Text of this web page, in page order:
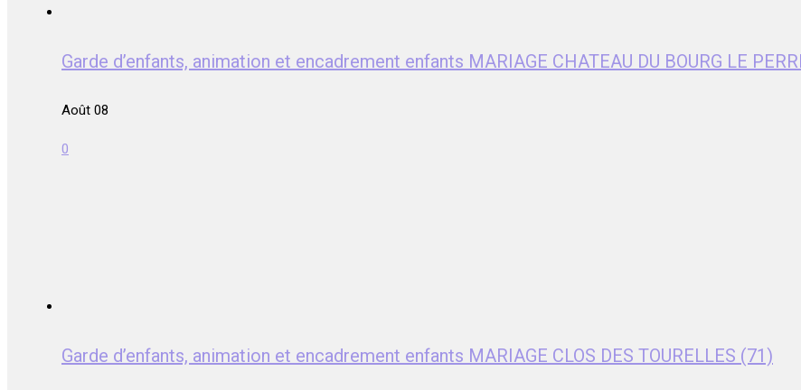
Garde d’enfants, animation et encadrement enfants MARIAGE CHATEAU DU BOURG LE
Août 08
0
Garde d’enfants, animation et encadrement enfants MARIAGE CLOS DES TOURELLES (71)